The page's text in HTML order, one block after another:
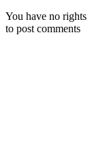
You have no rights
to post comments